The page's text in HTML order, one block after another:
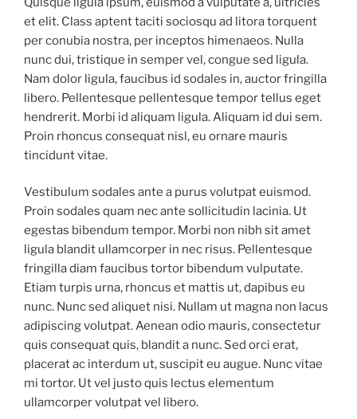
et elit. Class aptent taciti sociosqu ad litora torquent
per conubia nostra, per inceptos himenaeos. Nulla
nunc dui, tristique in semper vel, congue sed ligula.
Nam dolor ligula, faucibus id sodales in, auctor fringilla
libero. Pellentesque pellentesque tempor tellus eget
hendrerit. Morbi id aliquam ligula. Aliquam id dui sem.
Proin rhoncus consequat nisl, eu ornare mauris
tincidunt vitae.
Vestibulum sodales ante a purus volutpat euismod.
Proin sodales quam nec ante sollicitudin lacinia. Ut
egestas bibendum tempor. Morbi non nibh sit amet
ligula blandit ullamcorper in nec risus. Pellentesque
fringilla diam faucibus tortor bibendum vulputate.
Etiam turpis urna, rhoncus et mattis ut, dapibus eu
nunc. Nunc sed aliquet nisi. Nullam ut magna non lacus
adipiscing volutpat. Aenean odio mauris, consectetur
quis consequat quis, blandit a nunc. Sed orci erat,
placerat ac interdum ut, suscipit eu augue. Nunc vitae
mi tortor. Ut vel justo quis lectus elementum
ullamcorper volutpat vel libero.